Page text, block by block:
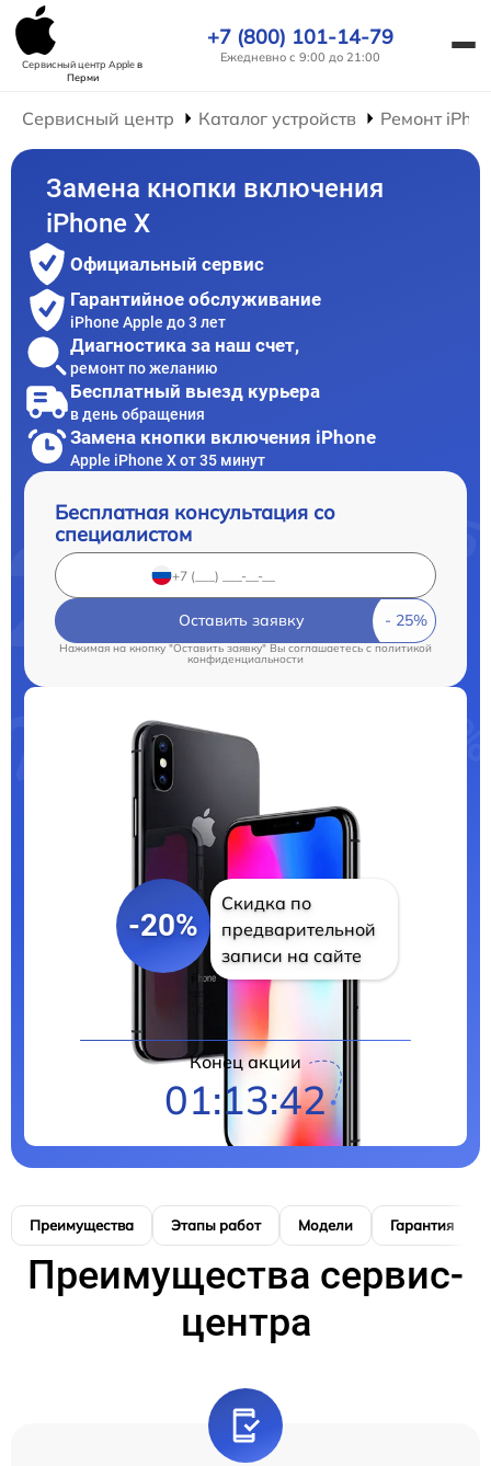
Сервисный центр Appleв
Перми
+7 (800) 101-14-79
Ежедневно с 9:00 до 21:00
Сервисный центр Каталог устройств Ремонт
Замена кнопки включения
iPhone X
Официальный сервис
Гарантийное обслуживание
iPhone Apple до 3 лет
Диагностика за наш счет,
ремонт по желанию
Бесплатный выезд курьера
в день обращения
Замена кнопки включения iPhone
Apple iPhone X от 35 минут
Бесплатная консультация со
специалистом
Оставить заявку
Нажимая на кнопку "Оставить заявку" Вы соглашаетесь cполитикой
конфиденциальности
-20%
Скидка по
предварительной
записи на сайте
Конец акции
01:13:41
Преимущества Этапы работ Модели Гарантия
Преимущества сервис-
центра